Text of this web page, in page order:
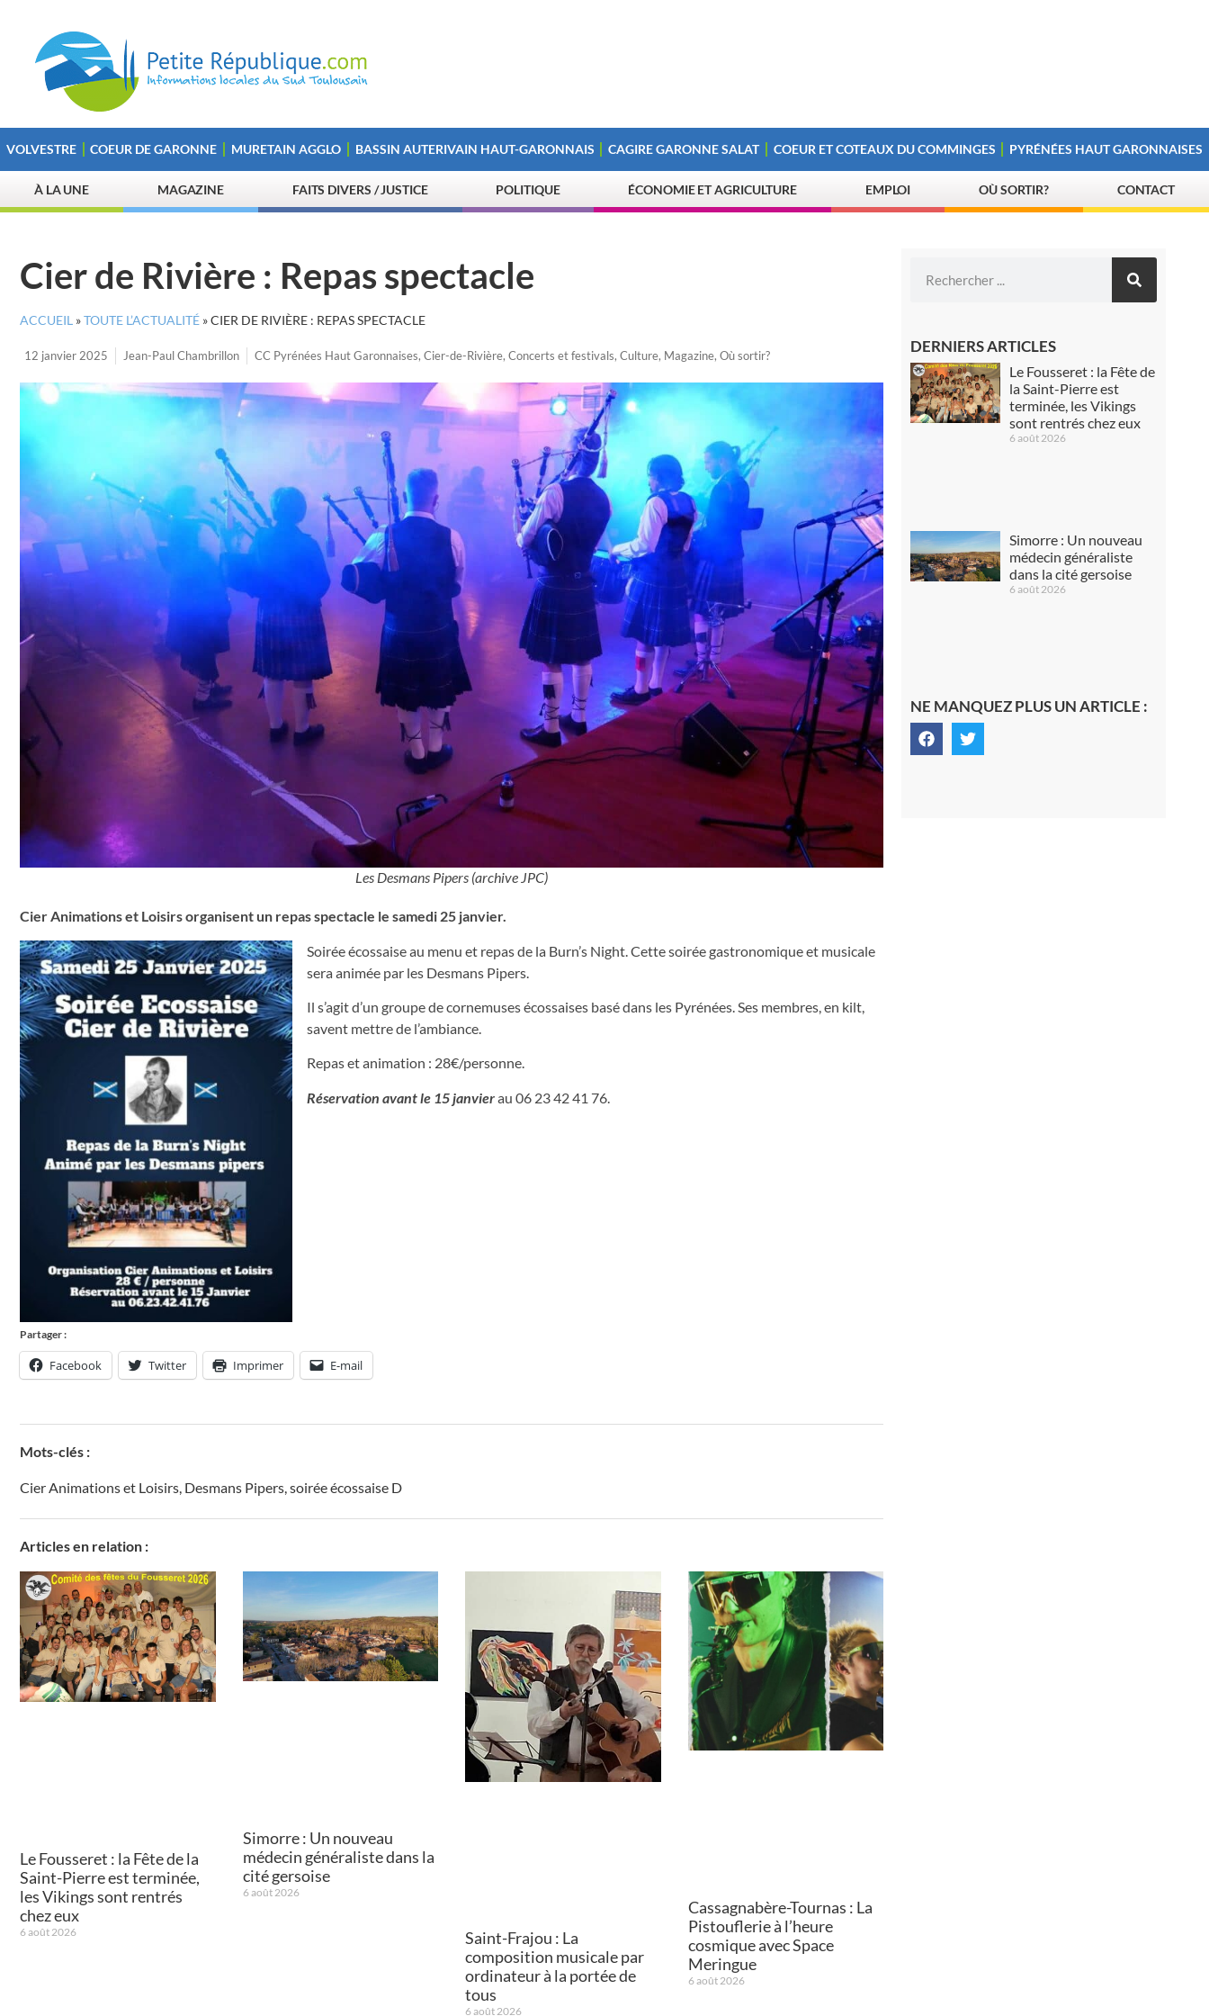
VOLVESTRE COEUR DE GARONNE MURETAIN AGGLO BASSIN AUTERIVAIN HAUT-GARONNAIS CAGIRE GARONNE SALAT COEUR ET COTEAUX DU COMMINGES PYRÉNÉES HAUT GARONNAISES
À LA UNE MAGAZINE FAITS DIVERS / JUSTICE POLITIQUE ÉCONOMIE ET AGRICULTURE EMPLOI OÙ SORTIR? CONTACT
Cier de Rivière : Repas spectacle
ACCUEIL »TOUTE L’ACTUALITÉ »CIER DE RIVIÈRE : REPAS SPECTACLE
12 janvier 2025 Jean-Paul Chambrillon CC Pyrénées Haut Garonnaises, Cier-de-Rivière, Concerts et festivals, Culture, Magazine, Où sortir?
Les Desmans Pipers (archive JPC)
Cier Animations et Loisirs organisent un repas spectacle le samedi 25 janvier.
Soirée écossaise au menu et repas de la Burn’s Night. Cette soirée gastronomique et musicale
sera animée par les Desmans Pipers.
Il s’agit d’un groupe de cornemuses écossaises basé dans les Pyrénées. Ses membres, en kilt,
savent mettre de l’ambiance.
Repas et animation : 28€/personne.
Réservation avant le 15 janvierau 06 23 42 41 76.
Partager :
Facebook Twitter Imprimer E-mail
Mots-clés :
Cier Animations et Loisirs, Desmans Pipers,soirée écossaise D
Articles en relation :
Le Fousseret : la Fête de la
Saint-Pierre est terminée,
les Vikings sont rentrés
chez eux
6 août 2026
Simorre : Un nouveau
médecin généraliste dans la
cité gersoise
6 août 2026
Saint-Frajou : La
composition musicale par
ordinateur à la portée de
tous
6 août 2026
Cassagnabère-Tournas : La
Pistouflerie à l’heure
cosmique avec Space
Meringue
6 août 2026
DERNIERS ARTICLES
Le Fousseret : la Fête de
la Saint-Pierre est
terminée, les Vikings
sont rentrés chez eux
6 août 2026
Simorre : Un nouveau
médecin généraliste
dans la cité gersoise
6 août 2026
NE MANQUEZ PLUS UN ARTICLE :